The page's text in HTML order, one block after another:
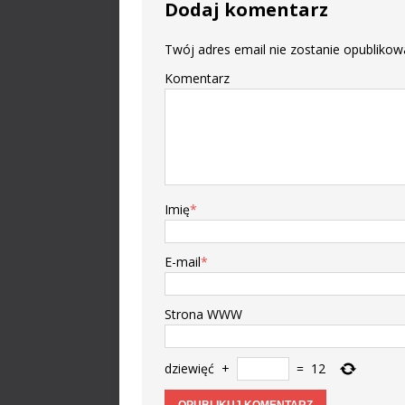
Dodaj komentarz
Twój adres email nie zostanie
Komentarz
Imię*
E-mail*
Strona WWW
dziewięć + = 12